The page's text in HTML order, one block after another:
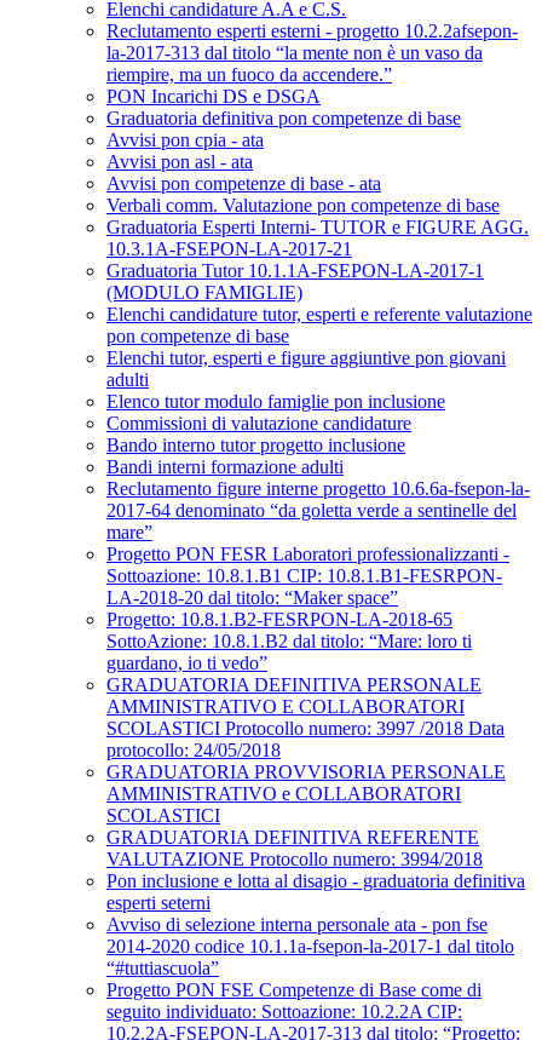
Elenchi candidature A.A e C.S.
Reclutamento esperti esterni - progetto 10.2.2afsepon-
la-2017-313 dal titolo “la mente non è un vaso da
riempire, ma un fuoco da accendere.”
PON Incarichi DS e DSGA
Graduatoria definitiva pon competenze di base
Avvisi pon cpia - ata
Avvisi pon asl - ata
Avvisi pon competenze di base - ata
Verbali comm. Valutazione pon competenze di base
Graduatoria Esperti Interni- TUTOR e FIGURE AGG.
10.3.1A-FSEPON-LA-2017-21
Graduatoria Tutor 10.1.1A-FSEPON-LA-2017-1
(MODULO FAMIGLIE)
Elenchi candidature tutor, esperti e referente valutazione
pon competenze di base
Elenchi tutor, esperti e figure aggiuntive pon giovani
adulti
Elenco tutor modulo famiglie pon inclusione
Commissioni di valutazione candidature
Bando interno tutor progetto inclusione
Bandi interni formazione adulti
Reclutamento figure interne progetto 10.6.6a-fsepon-la-
2017-64 denominato “da goletta verde a sentinelle del
mare”
Progetto PON FESR Laboratori professionalizzanti -
Sottoazione: 10.8.1.B1 CIP: 10.8.1.B1-FESRPON-
LA-2018-20 dal titolo: “Maker space”
Progetto: 10.8.1.B2-FESRPON-LA-2018-65
SottoAzione: 10.8.1.B2 dal titolo: “Mare: loro ti
guardano, io ti vedo”
GRADUATORIA DEFINITIVA PERSONALE
AMMINISTRATIVO E COLLABORATORI
SCOLASTICI Protocollo numero: 3997 /2018 Data
protocollo: 24/05/2018
GRADUATORIA PROVVISORIA PERSONALE
AMMINISTRATIVO e COLLABORATORI
SCOLASTICI
GRADUATORIA DEFINITIVA REFERENTE
VALUTAZIONE Protocollo numero: 3994/2018
Pon inclusione e lotta al disagio - graduatoria definitiva
esperti seterni
Avviso di selezione interna personale ata - pon fse
2014-2020 codice 10.1.1a-fsepon-la-2017-1 dal titolo
“#tuttiascuola”
Progetto PON FSE Competenze di Base come di
seguito individuato: Sottoazione: 10.2.2A CIP:
10.2.2A-FSEPON-LA-2017-313 dal titolo: “Progetto: